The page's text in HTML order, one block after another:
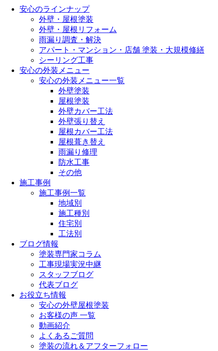
安心のラインナップ
外壁・屋根塗装
外壁・屋根リフォーム
雨漏り調査・解決
アパート・マンション・店舗 塗装・大規模修繕
シーリング工事
安心の外装メニュー
安心の外装メニュー一覧
外壁塗装
屋根塗装
外壁カバー工法
外壁張り替え
屋根カバー工法
屋根葺き替え
雨漏り修理
防水工事
その他
施工事例
施工事例一覧
地域別
施工種別
住宅別
工法別
ブログ情報
塗装専門家コラム
工事現場実況中継
スタッフブログ
代表ブログ
お役立ち情報
安心の外壁屋根塗装
お客様の声 一覧
動画紹介
よくあるご質問
塗装の流れ＆アフターフォロー